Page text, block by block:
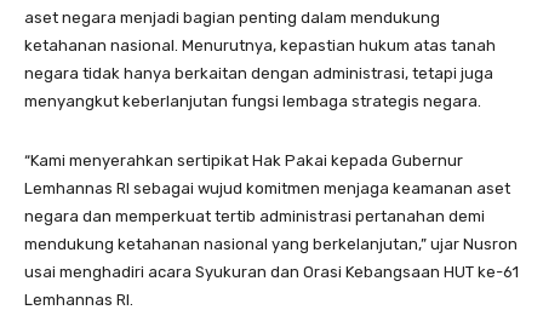
aset negara menjadi bagian penting dalam mendukung
ketahanan nasional. Menurutnya, kepastian hukum atas tanah
negara tidak hanya berkaitan dengan administrasi, tetapi juga
menyangkut keberlanjutan fungsi lembaga strategis negara.
“Kami menyerahkan sertipikat Hak Pakai kepada Gubernur
Lemhannas RI sebagai wujud komitmen menjaga keamanan aset
negara dan memperkuat tertib administrasi pertanahan demi
mendukung ketahanan nasional yang berkelanjutan,” ujar Nusron
usai menghadiri acara Syukuran dan Orasi Kebangsaan HUT ke-61
Lemhannas RI.